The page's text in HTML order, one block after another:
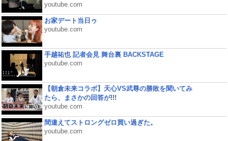
youtube.com
お家デート当日ゥ
youtube.com
手越祐也 記者会見 舞台裏 BACKSTAGE
youtube.com
【朝倉未来コラボ】天心VS武尊の勝敗を聞いてみ
たら、まさかの回答が!!!
youtube.com
間違えてストロングゼロ買い過ぎた。
youtube.com